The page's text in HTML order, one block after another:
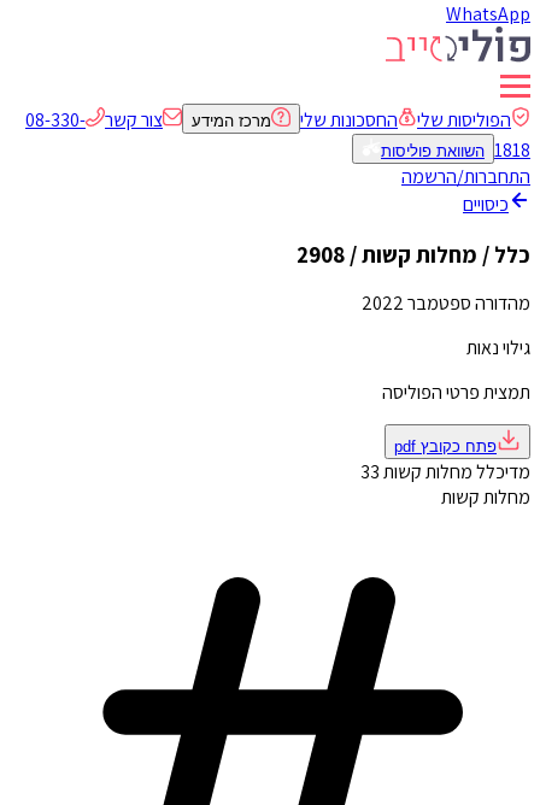
WhatsApp
הפוליסות שלי החסכונות שלי מרכז המידע צור קשר
08-330-
1818
השוואת פוליסות
התחברות/הרשמה
כיסויים
כלל / מחלות קשות / 2908
מהדורה ספטמבר 2022
גילוי נאות
תמצית פרטי הפוליסה
פתח כקובץpdf
מדיכלל מחלות קשות 33
מחלות קשות